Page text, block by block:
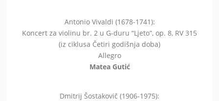
Antonio Vivaldi (1678-1741):
Koncert za violinu br. 2 u G-duru “Ljeto”, op. 8, RV 315
(iz ciklusa Četiri godišnja doba)
Allegro
Matea Gutić
Dmitrij Šostakovič (1906-1975):